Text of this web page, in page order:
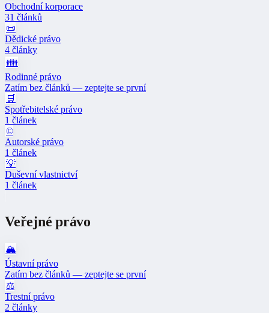
Obchodní korporace
31 článků
📜
Dědické právo
4 články
👪
Rodinné právo
Zatím bez článků — zeptejte se první
🛒
Spotřebitelské právo
1 článek
©️
Autorské právo
1 článek
💡
Duševní vlastnictví
1 článek
Veřejné právo
🏔️
Ústavní právo
Zatím bez článků — zeptejte se první
⚖️
Trestní právo
2 články